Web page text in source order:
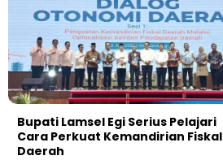
Bupati Lamsel Egi Serius Pelajari
Cara Perkuat Kemandirian Fiskal
Daerah